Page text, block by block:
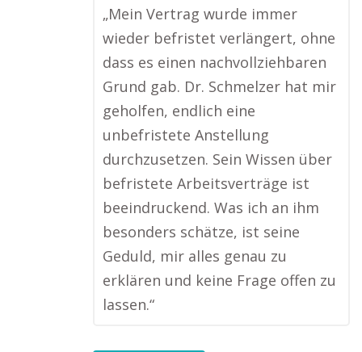
„Mein Vertrag wurde immer
wieder befristet verlängert, ohne
dass es einen nachvollziehbaren
Grund gab. Dr. Schmelzer hat mir
geholfen, endlich eine
unbefristete Anstellung
durchzusetzen. Sein Wissen über
befristete Arbeitsverträge ist
beeindruckend. Was ich an ihm
besonders schätze, ist seine
Geduld, mir alles genau zu
erklären und keine Frage offen zu
lassen.“